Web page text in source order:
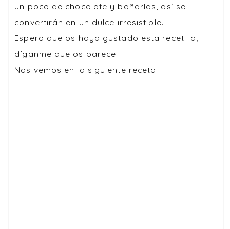
un poco de chocolate y bañarlas, así se
convertirán en un dulce irresistible.
Espero que os haya gustado esta recetilla,
díganme que os parece!
Nos vemos en la siguiente receta!